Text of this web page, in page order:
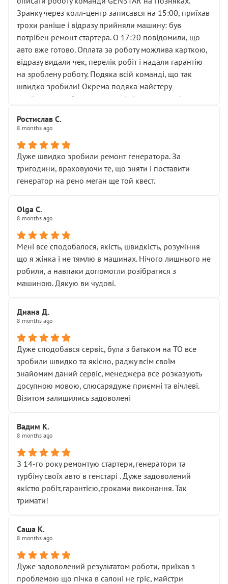
вас стартер, і тоді сервіс наче справив хороше
враження. Але згодом знайшов декілька гайок під
лобовим склом. Мені пояснили, що це “старі гайки, які
відкручували”, і попросили не хвилюватися. ( надіюсь
новий власник, не застяг в полі))
Але після нинішнього візиту такі дрібниці вже не
здаються дрібницями.
Я — клієнт, який працює на довірі, і саме її цей сервіс
Хотілося б більше:
• належної уваги до авто
• прозорості в роботах і рахунках
• реальної діагностики, а не формального
“подивились і поїхав”
На жаль, складається враження, що сервіс працює не
Стосовно комунікації - все добре
Зранку через колл-центр записався на 15:00, приїхав
трохи раніше і відразу прийняли машину: був
потрібен ремонт стартера. О 17:20 повідомили, що
авто вже готово. Оплата за роботу можлива карткою,
відразу видали чек, перелік робіт і надали гарантію
на зроблену роботу. Подяка всій команді, що так
швидко зробили! Окрема подяка майстеру-
приймальнику Олександру: всі чітко та по суті.
звертатися до цього автосервісу.
Ростислав С.
8 months ago
Дуже швидко зробили ремонт генератора. За
тригодини, враховуючи те, що зняти і поставити
генератор на рено меган ще той квест.
Olga С.
8 months ago
Мені все сподобалося, якість, швидкість, розуміння
що я жінка і не тямлю в машинах. Нічого лишнього не
робили, а навпаки допомогли розібратися з
машиною. Дякую ви чудові.
Диана Д.
8 months ago
Дуже сподобався сервіс, була з батьком на ТО все
зробили швидко та якісно, раджу всім своїм
знайомим даний сервіс, менеджера все розказують
досупною мовою, слюсарядуже приємні та вічлеві.
Візитом залишились задоволені
Вадим К.
8 months ago
З 14-го року ремонтую стартери,генератори та
турбіну своїх авто в генстарі . Дуже задоволений
якістю робіт,гарантією,сроками виконання. Так
тримати!
Саша К.
8 months ago
Дуже задоволений результатом роботи, приїхав з
проблемою що пічка в салоні не гріє, майстри